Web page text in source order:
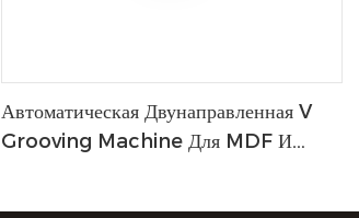
Автоматическая Двунаправленная V
Grooving Machine Для MDF И